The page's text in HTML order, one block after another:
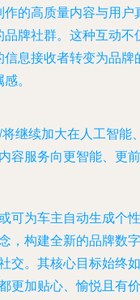
的高质量内容与用户
牌社群。这种互动不
息接收者转变为品牌
。
继续加大在人工智能
容服务向更智能、更前
可为车主自动生成个性
，构建全新的品牌数字
交。其核心目标始终如
更加贴心、愉悦且有价